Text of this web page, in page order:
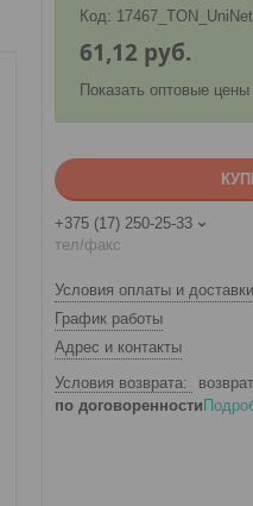
Код: 17467_TON_UniNet
61,12 руб.
Показать оптовые цены
+375 (17) 250-25-33
тел/факс
Условия оплаты и доставки
График работы
Адрес и контакты
по договоренности